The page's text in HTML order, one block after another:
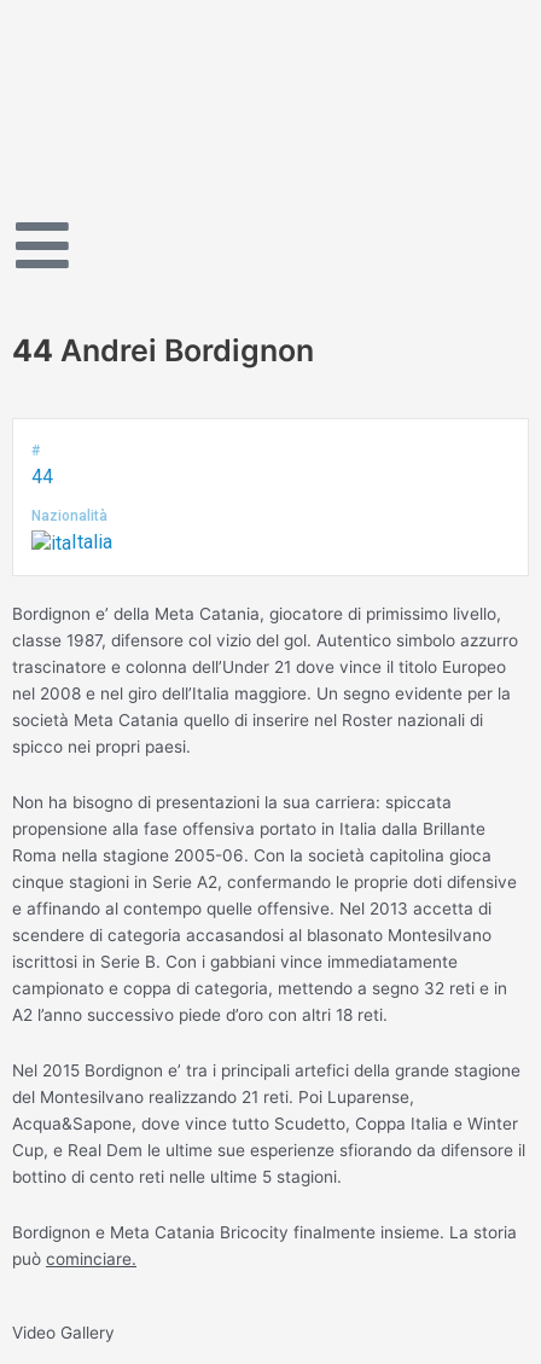
44 Andrei Bordignon
#
44
Nazionalità
Italia
Bordignon e’ della Meta Catania, giocatore di primissimo livello,
classe 1987, difensore col vizio del gol. Autentico simbolo azzurro
trascinatore e colonna dell’Under 21 dove vince il titolo Europeo
nel 2008 e nel giro dell’Italia maggiore. Un segno evidente per la
società Meta Catania quello di inserire nel Roster nazionali di
spicco nei propri paesi.
Non ha bisogno di presentazioni la sua carriera: spiccata
propensione alla fase offensiva portato in Italia dalla Brillante
Roma nella stagione 2005-06. Con la società capitolina gioca
cinque stagioni in Serie A2, confermando le proprie doti difensive
e affinando al contempo quelle offensive. Nel 2013 accetta di
scendere di categoria accasandosi al blasonato Montesilvano
iscrittosi in Serie B. Con i gabbiani vince immediatamente
campionato e coppa di categoria, mettendo a segno 32 reti e in
A2 l’anno successivo piede d’oro con altri 18 reti.
Nel 2015 Bordignon e’ tra i principali artefici della grande stagione
del Montesilvano realizzando 21 reti. Poi Luparense,
Acqua&Sapone, dove vince tutto Scudetto, Coppa Italia e Winter
Cup, e Real Dem le ultime sue esperienze sfiorando da difensore il
bottino di cento reti nelle ultime 5 stagioni.
Bordignon e Meta Catania Bricocity finalmente insieme. La storia
può cominciare.
Video Gallery